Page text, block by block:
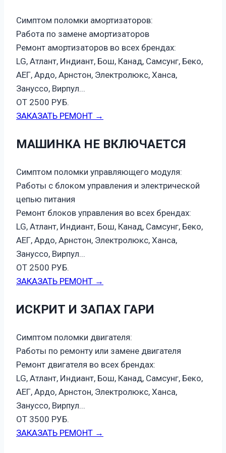
Симптом поломки амортизаторов:
Работа по замене амортизаторов
Ремонт амортизаторов во всех брендах:
LG, Атлант, Индиант, Бош, Канад, Самсунг, Беко,
АЕГ, Ардо, Арнстон, Электролюкс, Ханса,
Зануссо, Вирпул...
ОТ 2500 РУБ.
ЗАКАЗАТЬ РЕМОНТ →
МАШИНКА НЕ ВКЛЮЧАЕТСЯ
Симптом поломки управляющего модуля:
Работы с блоком управления и электрической
цепью питания
Ремонт блоков управления во всех брендах:
LG, Атлант, Индиант, Бош, Канад, Самсунг, Беко,
АЕГ, Ардо, Арнстон, Электролюкс, Ханса,
Зануссо, Вирпул...
ОТ 2500 РУБ.
ЗАКАЗАТЬ РЕМОНТ →
ИСКРИТ И ЗАПАХ ГАРИ
Симптом поломки двигателя:
Работы по ремонту или замене двигателя
Ремонт двигателя во всех брендах:
LG, Атлант, Индиант, Бош, Канад, Самсунг, Беко,
АЕГ, Ардо, Арнстон, Электролюкс, Ханса,
Зануссо, Вирпул...
ОТ 3500 РУБ.
ЗАКАЗАТЬ РЕМОНТ →